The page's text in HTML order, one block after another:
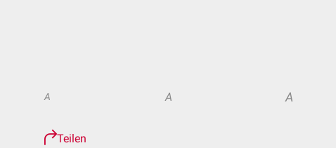
A A A
Teilen